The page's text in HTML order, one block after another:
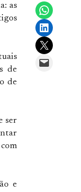
as
de
de
ser
e
Share on WhatsApp
Share on LinkedIn
Email this Page
Email this Page